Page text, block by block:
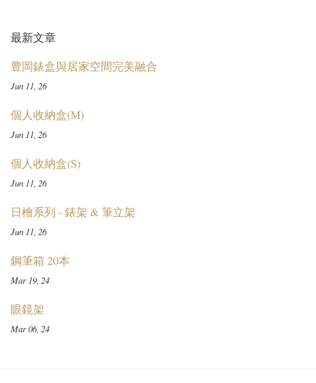
最新文章
豊岡錶盒與居家空間完美融合
Jun 11, 26
個人收納盒(M)
Jun 11, 26
個人收納盒(S)
Jun 11, 26
日檜系列 - 錶架 & 筆立架
Jun 11, 26
鋼筆箱 20本
Mar 19, 24
眼鏡架
Mar 06, 24